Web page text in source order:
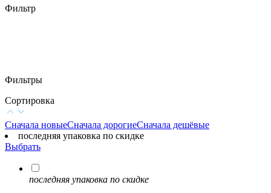
Фильтр
Фильтры
Сортировка
Сначала новыеСначала дорогиеСначала дешёвые
последняя упаковка по скидке
Выбрать
последняя упаковка по скидке